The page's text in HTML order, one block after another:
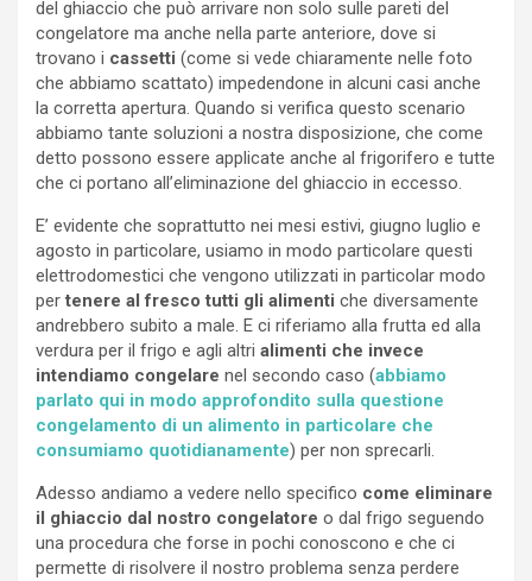
del ghiaccio che può arrivare non solo sulle pareti del
congelatore ma anche nella parte anteriore, dove si
trovano i cassetti (come si vede chiaramente nelle foto
che abbiamo scattato) impedendone in alcuni casi anche
la corretta apertura. Quando si verifica questo scenario
abbiamo tante soluzioni a nostra disposizione, che come
detto possono essere applicate anche al frigorifero e tutte
che ci portano all’eliminazione del ghiaccio in eccesso.
E’ evidente che soprattutto nei mesi estivi, giugno luglio e
agosto in particolare, usiamo in modo particolare questi
elettrodomestici che vengono utilizzati in particolar modo
pertenere al fresco tutti gli alimenti che diversamente
andrebbero subito a male. E ci riferiamo alla frutta ed alla
verdura per il frigo e agli altri alimenti che invece
intendiamo congelare nel secondo caso (abbiamo
parlato qui in modo approfondito sulla questione
congelamento di un alimento in particolare che
consumiamo quotidianamente) per non sprecarli.
Adesso andiamo a vedere nello specifico come eliminare
il ghiaccio dal nostro congelatore o dal frigo seguendo
una procedura che forse in pochi conoscono e che ci
permette di risolvere il nostro problema senza perdere